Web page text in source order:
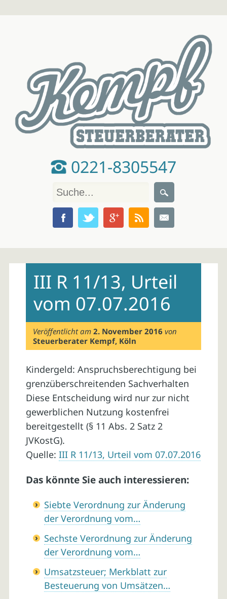
0221-8305547
contentIII R 11/13, Urteil
vom 07.07.2016
Veröffentlicht am2. November 2016 von
Steuerberater Kempf, Köln
Kindergeld: Anspruchsberechtigung bei
grenzüberschreitenden Sachverhalten
Diese Entscheidung wird nur zur nicht
gewerblichen Nutzung kostenfrei
bereitgestellt (§ 11 Abs. 2 Satz 2
JVKostG).
Quelle: III R 11/13, Urteil vom 07.07.2016
Das könnte Sie auch interessieren:
Siebte Verordnung zur Änderung
der Verordnung vom…
Sechste Verordnung zur Änderung
der Verordnung vom…
Umsatzsteuer; Merkblatt zur
Besteuerung von Umsätzen…